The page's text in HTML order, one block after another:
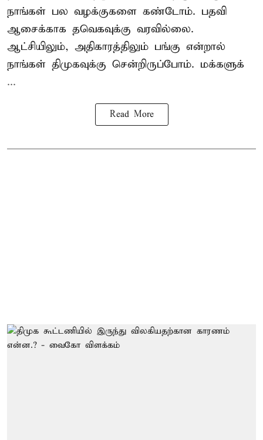
நாங்கள் பல வழக்குகளை கண்டோம். பதவி
ஆசைக்காக தவெகவுக்கு வரவில்லை.
ஆட்சியிலும், அதிகாரத்திலும் பங்கு என்றால்
நாங்கள் திமுகவுக்கு சென்றிருப்போம். மக்களுக்
...
Read More